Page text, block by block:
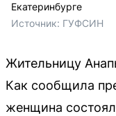
Екатеринбурге
Источник: ГУФСИН
Жительницу
Как сообщила
женщина